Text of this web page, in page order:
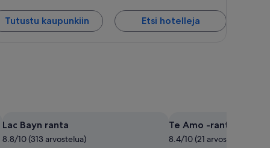
Tutustu kaupunkiin Etsi hotelleja
Lac Bayn ranta
8.8/10 (313 arvostelua)
Te Amo -ranta
8.4/10 (21 arvostelua)